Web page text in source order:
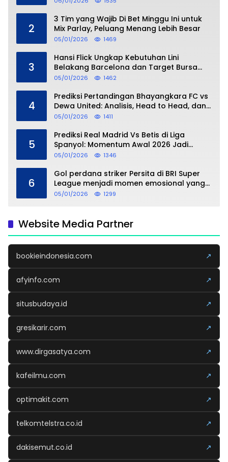
2
3 Tim yang Wajib Di Bet Minggu Ini untuk
Mix Parlay, Peluang Menang Lebih Besar
05/01/2026 1469
3
Hansi Flick Ungkap Kebutuhan Lini
Belakang Barcelona dan Target Bursa
Transfer Januari
05/01/2026 1462
4
Prediksi Pertandingan Bhayangkara FC vs
Dewa United: Analisis, Head to Head, dan
Perkiraan Skor
05/01/2026 1411
5
Prediksi Real Madrid Vs Betis di Liga
Spanyol: Momentum Awal 2026 Jadi
Taruhan
05/01/2026 1346
6
Gol perdana striker Persita di BRI Super
League menjadi momen emosional yang
dipersembahkan untuk sang buah hati
05/01/2026 1299
Website Media Partner
bookieindonesia.com ↗
afyinfo.com ↗
situsbudaya.id ↗
gresikarir.com ↗
www.dirgasatya.com ↗
kafeilmu.com ↗
optimakit.com ↗
telkomtelstra.co.id ↗
dakisemut.co.id ↗